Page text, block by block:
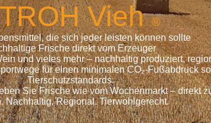
Vieh®
die sich jeder leisten können sollte
Frische direkt vom Erzeuger
und vieles mehr – nachhaltig produziert,
für einen minimalen CO₂-Fußabdruck
Tierschutzstandards.
Sie Frische wie vom Wochenmarkt – direkt
Nachhaltig. Regional. Tierwohlgerecht.